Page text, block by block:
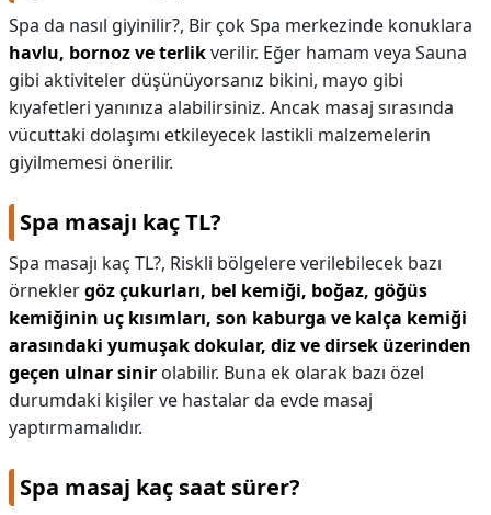
Spa da nasıl giyinilir?, Bir çok Spa merkezinde konuklara
havlu, bornoz ve terlikverilir. Eğer hamam veya Sauna
gibi aktiviteler düşünüyorsanız bikini, mayo gibi
kıyafetleri yanınıza alabilirsiniz. Ancak masaj sırasında
vücuttaki dolaşımı etkileyecek lastikli malzemelerin
giyilmemesi önerilir.
Spa masajı kaç TL?
Spa masajı kaç TL?, Riskli bölgelere verilebilecek bazı
örneklergöz çukurları, bel kemiği, boğaz, göğüs
kemiğinin uç kısımları, son kaburga ve kalça kemiği
arasındaki yumuşak dokular, diz ve dirsek üzerinden
geçen ulnar sinir olabilir. Buna ek olarak bazı özel
durumdaki kişiler ve hastalar da evde masaj
yaptırmamalıdır.
Spa masaj kaç saat sürer?